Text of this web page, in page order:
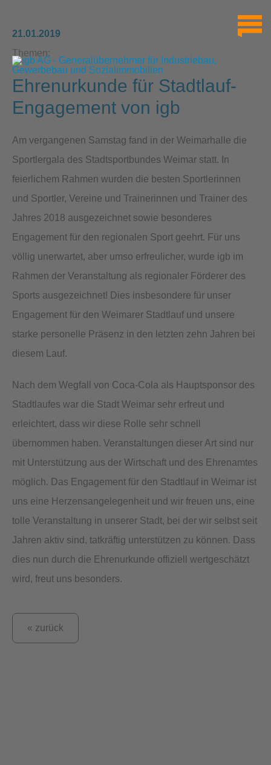
21.01.2019
Themen:
Ehrenurkunde für Stadtlauf-
Engagement von igb
Am vergangenen Samstag fand in der Weimarhalle die
Sportlergala des Stadtsportbundes Weimar statt. In
feierlichem Rahmen wurden die besten Sportlerinnen
und Sportler, Vereine und Trainerinnen und Trainer des
Jahres 2018 ausgezeichnet sowie besonderes
Engagement für den regionalen Sport geehrt. Für uns
völlig unerwartet, aber umso erfreulicher, wurde igb im
Rahmen der Veranstaltung als regionaler Förderer des
Sports ausgezeichnet! Dies insbesondere für unser
Engagement für den Weimarer Stadtlauf und unsere
starke personelle Präsenz in den letzten zehn Jahren bei
diesem Lauf.
Nach dem Wegfall von Coca-Cola als Hauptsponsor des
Stadtlaufes war die Stadt Weimar sehr erfreut und
erleichtert, dass wir diese Rolle sehr schnell
übernommen haben. Veranstaltungen dieser Art sind nur
mit Unterstützung aus der Wirtschaft und des Ehrenamtes
möglich. Das Engagement für den Stadtlauf in Weimar ist
uns eine Herzensangelegenheit und wir freuen uns, eine
tolle Veranstaltung in unserer Stadt, bei der wir selbst seit
Jahren aktiv sind, tatkräftig unterstützen zu können. Dass
dies nun durch die Ehrenurkunde offiziell wertgeschätzt
wird, freut uns besonders.
« zurück